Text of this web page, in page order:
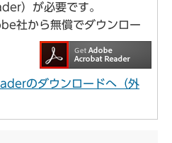
）が必要です。
社から無償でダウンロー
のダウンロードへ（外